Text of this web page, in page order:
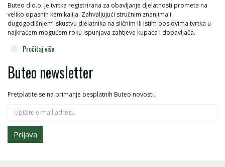
Buteo d.o.o. je tvrtka registrirana za obavljanje djelatnosti prometa na
veliko opasnih kemikalija. Zahvaljujući stručnim znanjima i
dugogodišnjem iskustvu djelatnika na sličnim ili istim poslovima tvrtka u
najkraćem mogućem roku ispunjava zahtjeve kupaca i dobavljača.
Pročitaj više
Buteo newsletter
Pretplatite se na primanje besplatnih Buteo novosti.
Prijava